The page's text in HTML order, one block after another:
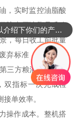
，实时监控油脂酸
障出厂油脂品质稳
，每日收工前批量
弃标准，杜绝变质
三方粮油检测机构
双指标一次完成检
单效率。
操作成本。整机搭
可以介绍下你们的产品么